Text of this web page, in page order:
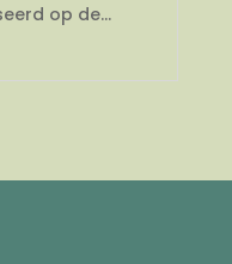
op de...